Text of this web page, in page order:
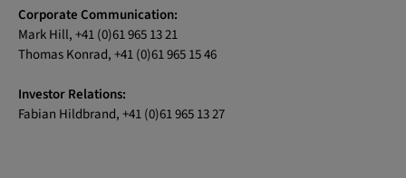
Corporate Communication:
Mark Hill, +41 (0)61 965 13 21
Thomas Konrad, +41 (0)61 965 15 46
Investor Relations:
Fabian Hildbrand, +41 (0)61 965 13 27